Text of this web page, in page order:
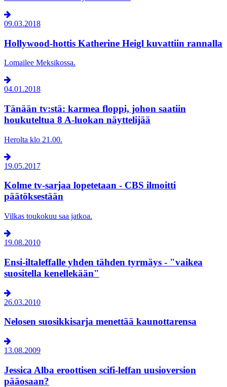
09.03.2018
Hollywood-hottis Katherine Heigl kuvattiin rannalla
Lomailee Meksikossa.
04.01.2018
Tänään tv:stä: karmea floppi, johon saatiin
houkuteltua 8 A-luokan näyttelijää
Herolta klo 21.00.
19.05.2017
Kolme tv-sarjaa lopetetaan - CBS ilmoitti
päätöksestään
Vilkas toukokuu saa jatkoa.
19.08.2010
Ensi-iltaleffalle yhden tähden tyrmäys - "vaikea
suositella kenellekään"
26.03.2010
Nelosen suosikkisarja menettää kaunottarensa
13.08.2009
Jessica Alba eroottisen scifi-leffan uusioversion
pääosaan?